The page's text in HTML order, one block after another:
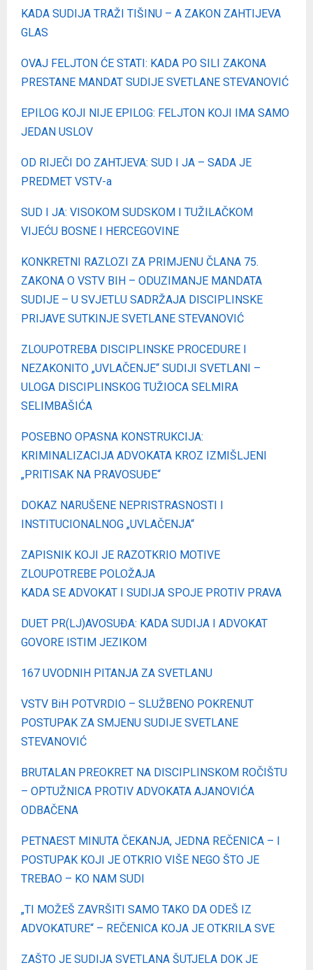
KADA SUDIJA TRAŽI TIŠINU – A ZAKON ZAHTIJEVA
GLAS
OVAJ FELJTON ĆE STATI: KADA PO SILI ZAKONA
PRESTANE MANDAT SUDIJE SVETLANE STEVANOVIĆ
EPILOG KOJI NIJE EPILOG: FELJTON KOJI IMA SAMO
JEDAN USLOV
OD RIJEČI DO ZAHTJEVA: SUD I JA – SADA JE
PREDMET VSTV-a
SUD I JA: VISOKOM SUDSKOM I TUŽILAČKOM
VIJEĆU BOSNE I HERCEGOVINE
KONKRETNI RAZLOZI ZA PRIMJENU ČLANA 75.
ZAKONA O VSTV BIH – ODUZIMANJE MANDATA
SUDIJE – U SVJETLU SADRŽAJA DISCIPLINSKE
PRIJAVE SUTKINJE SVETLANE STEVANOVIĆ
ZLOUPOTREBA DISCIPLINSKE PROCEDURE I
NEZAKONITO „UVLAČENJE“ SUDIJI SVETLANI –
ULOGA DISCIPLINSKOG TUŽIOCA SELMIRA
SELIMBAŠIĆA
POSEBNO OPASNA KONSTRUKCIJA:
KRIMINALIZACIJA ADVOKATA KROZ IZMIŠLJENI
„PRITISAK NA PRAVOSUĐE“
DOKAZ NARUŠENE NEPRISTRASNOSTI I
INSTITUCIONALNOG „UVLAČENJA“
ZAPISNIK KOJI JE RAZOTKRIO MOTIVE
ZLOUPOTREBE POLOŽAJA
KADA SE ADVOKAT I SUDIJA SPOJE PROTIV PRAVA
DUET PR(LJ)AVOSUĐA: KADA SUDIJA I ADVOKAT
GOVORE ISTIM JEZIKOM
167 UVODNIH PITANJA ZA SVETLANU
VSTV BiH POTVRDIO – SLUŽBENO POKRENUT
POSTUPAK ZA SMJENU SUDIJE SVETLANE
STEVANOVIĆ
BRUTALAN PREOKRET NA DISCIPLINSKOM ROČIŠTU
– OPTUŽNICA PROTIV ADVOKATA AJANOVIĆA
ODBAČENA
PETNAEST MINUTA ČEKANJA, JEDNA REČENICA – I
POSTUPAK KOJI JE OTKRIO VIŠE NEGO ŠTO JE
TREBAO – KO NAM SUDI
„TI MOŽEŠ ZAVRŠITI SAMO TAKO DA ODEŠ IZ
ADVOKATURE“ – REČENICA KOJA JE OTKRILA SVE
ZAŠTO JE SUDIJA SVETLANA ŠUTJELA DOK JE